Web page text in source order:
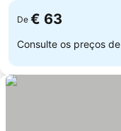
De € 63
Consulte os preços de